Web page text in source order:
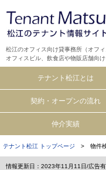
松江のオフィス向け貸事務所（オフ
オフィスビル、飲食店や物販店舗向
テナント松江とは
契約・オープンの流れ
仲介実績
テナント松江 トップページ > 物件
情報更新日：2023年11月11日/広告有